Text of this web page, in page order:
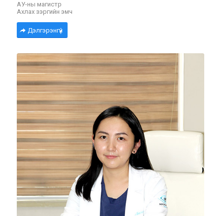
АУ-ны магистр
Ахлах зэргийн эмч
Дэлгэрэнгүй